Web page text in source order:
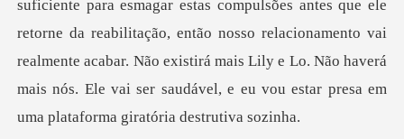
suficiente para esmagar estas compulsões antes que ele
retorne da reabilitação, então nosso relacionamento vai
realmente aca